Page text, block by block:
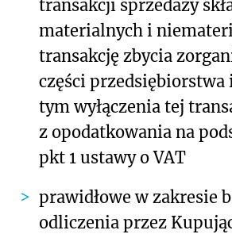
transakcji sprzedaży
materialnych i
transakcję zbycia
części przedsiębiorstwa
tym wyłączenia tej
z opodatkowania na
pkt 1 ustawy o VAT
prawidłowe w zakresie
odliczenia przez